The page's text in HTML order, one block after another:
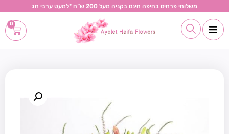
משלוחי פרחים בחיפה חינם בקניה מעל 200 ש“ח *למעט ערבי חג
0